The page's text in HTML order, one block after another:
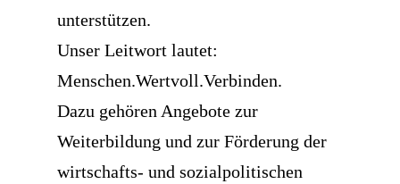
unterstützen.
Unser Leitwort lautet:
Menschen.Wertvoll.Verbinden.
Dazu gehören Angebote zur
Weiterbildung und zur Förderung der
wirtschafts- und sozialpolitischen